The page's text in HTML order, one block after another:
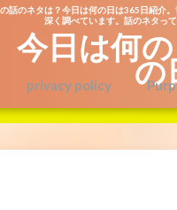
のネタは？今日は何の日は365日紹介
深く調べています。話のネタっ
今日は何
の
privacy policy